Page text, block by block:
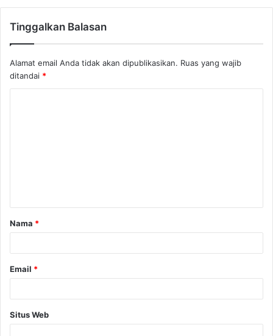
Tinggalkan Balasan
Alamat email Anda tidak akan dipublikasikan. Ruas yang wajib
ditandai *
a
r
Nama *
Email *
Situs Web